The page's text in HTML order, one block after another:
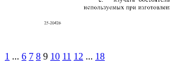
1 ... 6 7 8 9 10 11 12 ... 18